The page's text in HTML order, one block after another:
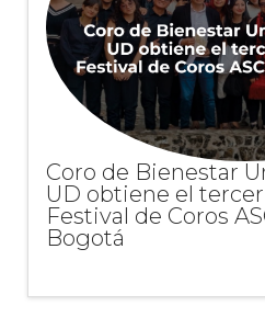
Coro de Bienestar
UD obtiene el
Festival de Coros
Bogotá